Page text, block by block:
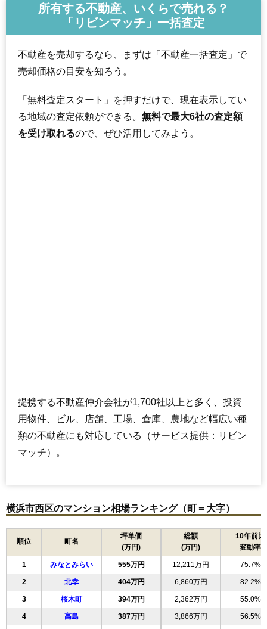
保土ヶ谷駅（9分）
相場 2,530万円～2,730万円
マンションナビで
無料一括査定をする
所有する不動産、いくらで売れる？
「リビンマッチ」一括査定
不動産を売却するなら、まずは「不動産一括査定」で
売却価格の目安を知ろう。
「無料査定スタート」を押すだけで、現在表示してい
る地域の査定依頼ができる。 無料で最大6社の査定額
を受け取れるので、ぜひ活用してみよう。
提携する不動産仲介会社が1,700社以上と多く、投資
用物件、ビル、店舗、工場、倉庫、農地など幅広い種
類の不動産にも対応している（サービス提供：リビン
マッチ）。
横浜市西区のマンション相場ランキング（町＝大字）
順位 町名
坪単価
(万円)
総額
(万円)
10年前比
変動率
1 みなとみらい 555万円 12,211万円 75.7%
2 北幸 404万円 6,860万円 82.2%
3 桜木町 394万円 2,362万円 55.0%
4 高島 387万円 3,866万円 56.5%